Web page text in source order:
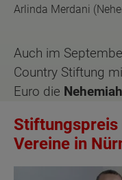
Arlinda Merdani
Auch im
Country Stiftung
Euro die
Vereine in